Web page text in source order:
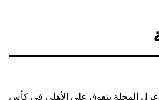
غزل المحلة يتفوق على الأهلي في كأس